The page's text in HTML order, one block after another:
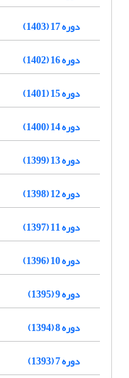
دوره 17 (1403)
دوره 16 (1402)
دوره 15 (1401)
دوره 14 (1400)
دوره 13 (1399)
دوره 12 (1398)
دوره 11 (1397)
دوره 10 (1396)
دوره 9 (1395)
دوره 8 (1394)
دوره 7 (1393)